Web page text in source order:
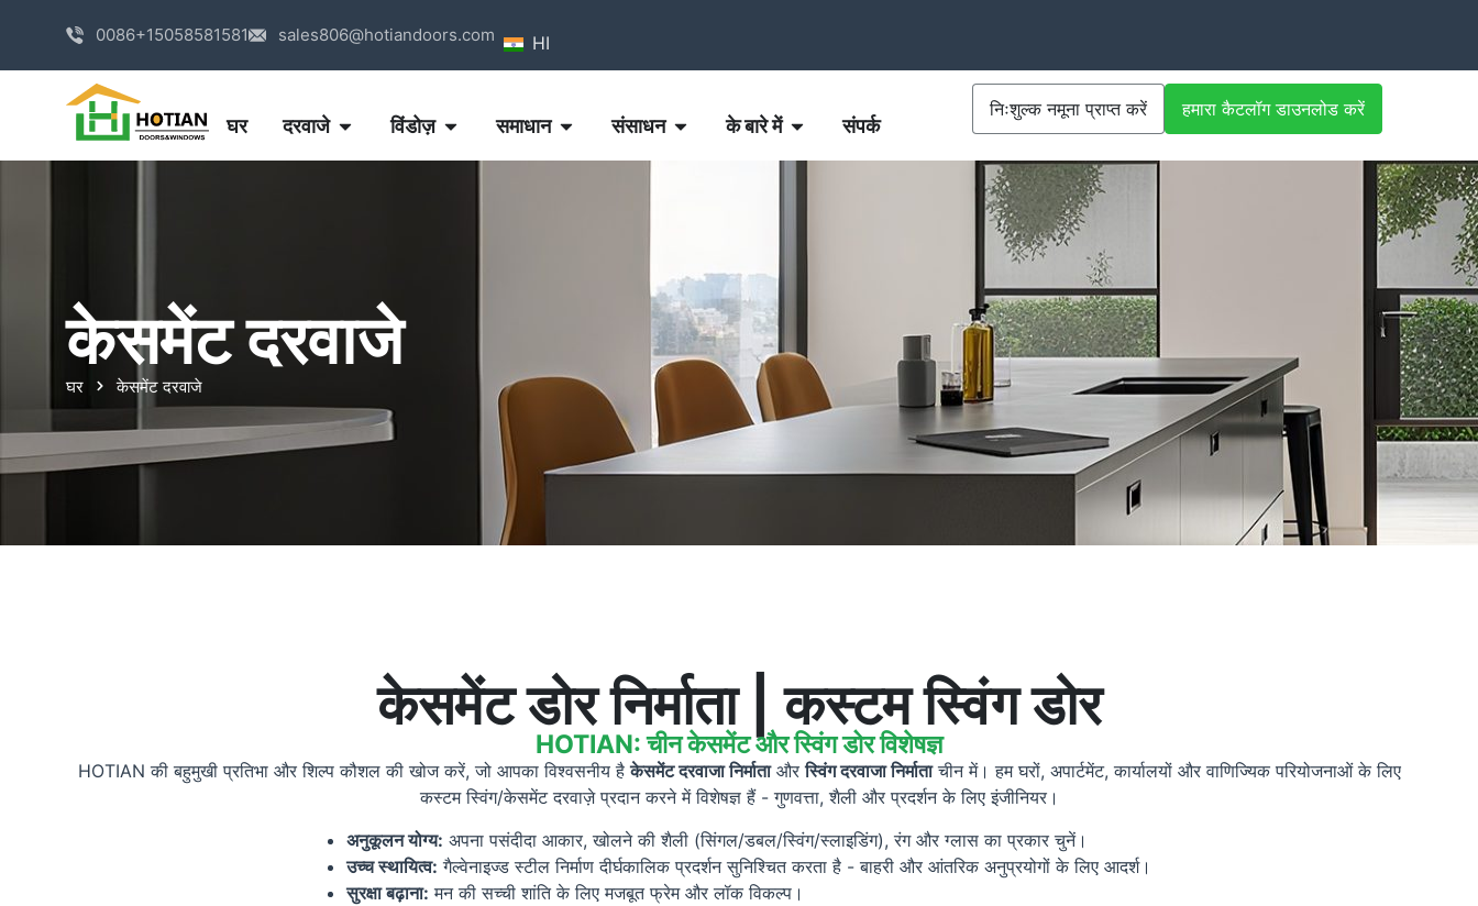
0086+15058581581 sales806@hotiandoors.com HI
घर दरवाजे विंडोज़ समाधान संसाधन के बारे में संपर्क
निःशुल्क नमूना प्राप्त करें हमारा कैटलॉग डाउनलोड करें
केसमेंट दरवाजे
घर केसमेंट दरवाजे
केसमेंट डोर निर्माता | कस्टम स्विंग डोर
HOTIAN: चीन केसमेंट और स्विंग डोर विशेषज्ञ
HOTIAN की बहुमुखी प्रतिभा और शिल्प कौशल की खोज करें, जो आपका विश्वसनीय हैकेसमेंट दरवाजा निर्माताऔरस्विंग दरवाजा निर्माताचीन में। हम घरों, अपार्टमेंट, कार्यालयों और वाणिज्यिक परियोजनाओं के लिए
कस्टम स्विंग/केसमेंट दरवाज़े प्रदान करने में विशेषज्ञ हैं - गुणवत्ता, शैली और प्रदर्शन के लिए इंजीनियर।
अनुकूलन योग्य: अपना पसंदीदा आकार, खोलने की शैली (सिंगल/डबल/स्विंग/स्लाइडिंग), रंग और ग्लास का प्रकार चुनें।
उच्च स्थायित्व: गैल्वेनाइज्ड स्टील निर्माण दीर्घकालिक प्रदर्शन सुनिश्चित करता है - बाहरी और आंतरिक अनुप्रयोगों के लिए आदर्श।
सुरक्षा बढ़ाना: मन की सच्ची शांति के लिए मजबूत फ्रेम और लॉक विकल्प।